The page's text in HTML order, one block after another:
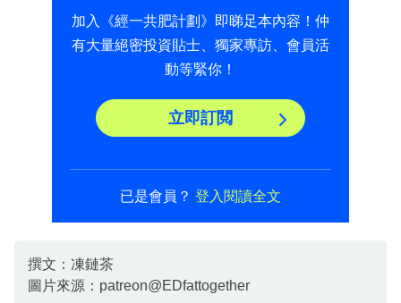
加入《經一共肥計劃》即睇足本內容！仲
有大量絕密投資貼士、獨家專訪、會員活
動等緊你！
立即訂閲
已是會員？ 登入閱讀全文
撰文：凍鏈茶
圖片來源：patreon@EDfattogether